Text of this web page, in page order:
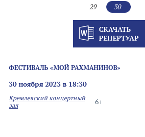
29
30
СКАЧАТЬ
РЕПЕРТУАР
ФЕСТИВАЛЬ «МОЙ РАХМАНИНОВ»
30 ноября 2023 в 18:30
6+
Кремлевский концертный
зал